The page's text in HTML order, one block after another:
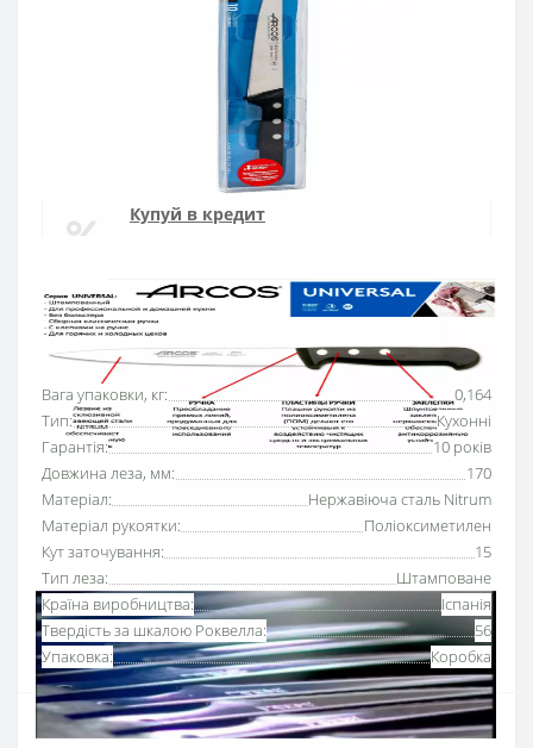
Основні характеристики Всі характеристики
Вага упаковки, кг:
0,164
Тип:
Кухонні
Гарантія:
10 років
Довжина леза, мм:
170
Матеріал:
Нержавіюча сталь Nitrum
Матеріал рукоятки:
Поліоксиметилен
Кут заточування:
15
Тип леза:
Штамповане
Країна виробництва:
Іспанія
Твердість за шкалою Роквелла:
56
Упаковка:
Коробка
Швидка доставка
Доставка протягом 1-3 днів по Україні
Гарантія якості
10 років гарантія на ножі
Купуй в кредит
Ніж кухонний 170 мм серії «Юнівьорсал» Аркос